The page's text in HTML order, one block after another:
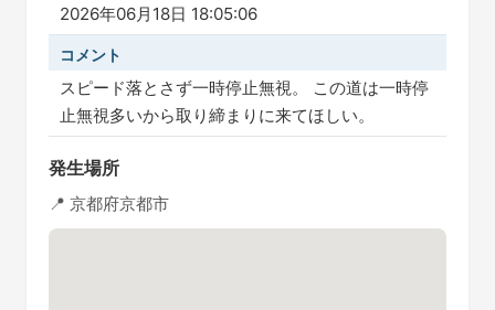
2026年06月18日 18:05:06
コメント
スピード落とさず一時停止無視。 この道は一時停
止無視多いから取り締まりに来てほしい。
発生場所
📍 京都府京都市